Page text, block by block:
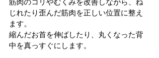
筋肉のコリやむくみを改善しながら、ね
じれたり歪んだ筋肉を正しい位置に整え
ます。
縮んだお首を伸ばしたり、丸くなった背
中を真っすぐにします。